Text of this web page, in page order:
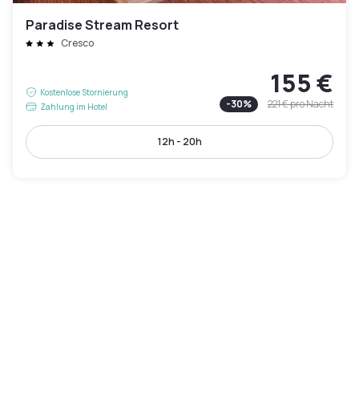
Paradise Stream Resort
Cresco
Kostenlose Stornierung
Zahlung im Hotel
155 €
-30% 221 €pro Nacht
12h - 20h